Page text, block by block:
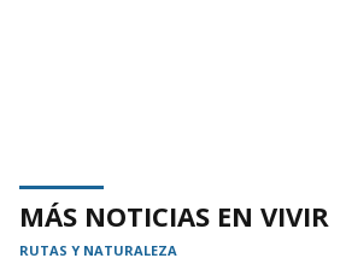
MÁS NOTICIAS EN VIVIR
RUTAS Y NATURALEZA